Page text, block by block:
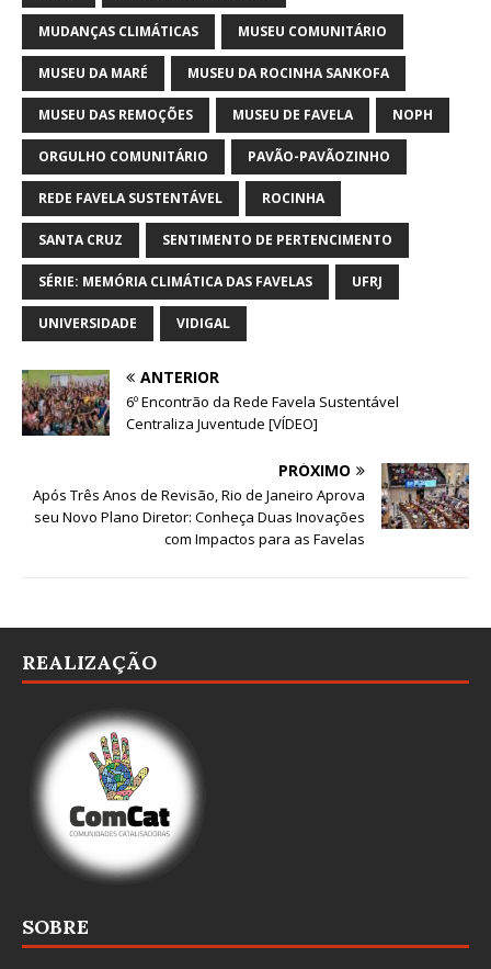
MUDANÇAS CLIMÁTICAS MUSEU COMUNITÁRIO
MUSEU DA MARÉ MUSEU DA ROCINHA SANKOFA
MUSEU DAS REMOÇÕES MUSEU DE FAVELA NOPH
ORGULHO COMUNITÁRIO PAVÃO-PAVÃOZINHO
REDE FAVELA SUSTENTÁVEL ROCINHA
SANTA CRUZ SENTIMENTO DE PERTENCIMENTO
SÉRIE: MEMÓRIA CLIMÁTICA DAS FAVELAS UFRJ
UNIVERSIDADE VIDIGAL
ANTERIOR
6º Encontrão da Rede Favela Sustentável
Centraliza Juventude [VÍDEO]
PRÓXIMO
Após Três Anos de Revisão, Rio de Janeiro Aprova
seu Novo Plano Diretor: Conheça Duas Inovações
com Impactos para as Favelas
REALIZAÇÃO
SOBRE